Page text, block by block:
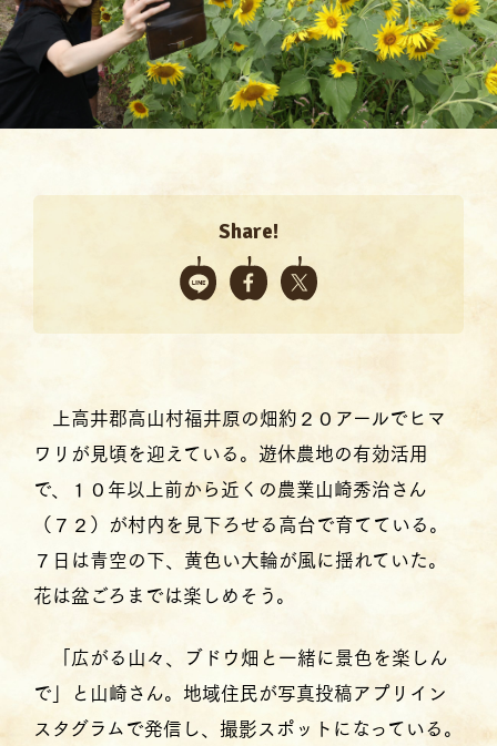
Share!
上高井郡高山村福井原の畑約２０アールでヒマ
ワリが見頃を迎えている。遊休農地の有効活用
で、１０年以上前から近くの農業山崎秀治さん
（７２）が村内を見下ろせる高台で育てている。
７日は青空の下、黄色い大輪が風に揺れていた。
花は盆ごろまでは楽しめそう。
「広がる山々、ブドウ畑と一緒に景色を楽しん
で」と山崎さん。地域住民が写真投稿アプリイン
スタグラムで発信し、撮影スポットになっている。